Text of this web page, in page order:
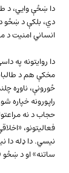
دا ښځې وايي، د
دي، بلکې د ښځو د
انساني امنیت د
دا روایتونه په
مخکې هم د
ځورونې، ناوړه
راپورونه
حجاب د نه
فعالیتونو،
نیسي. دا ډله دا
ساتنه» او د ښځو